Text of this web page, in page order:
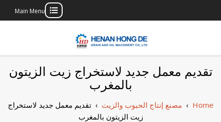
Main Menu
بناء مصنع إنتاج
الزيوت النباتية
الخاص بك
تقديم معمل جديد لاستخراج زيت الزيتون
بالمغرب
Home
› مصنع إنتاج الحبوب والزيت ›تقديم معمل جديد لاستخراج
زيت الزيتون بالمغرب